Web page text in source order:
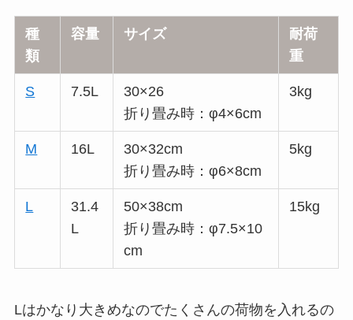
種
類
容量 サイズ
耐荷
重
S 7.5L
30×26
折り畳み時：φ4×6cm
3kg
M 16L
30×32cm
折り畳み時：φ6×8cm
5kg
L
31.4
L
50×38cm
折り畳み時：φ7.5×10
cm
15kg
Lはかなり大きめなのでたくさんの荷物を入れるの